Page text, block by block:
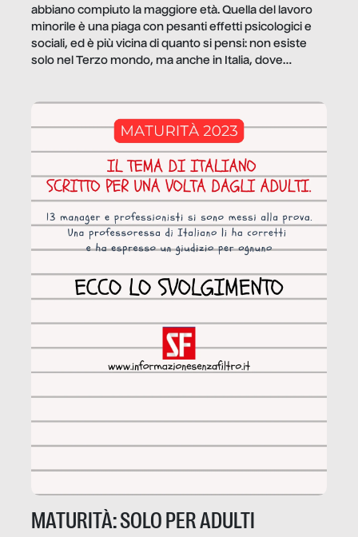
abbiano compiuto la maggiore età. Quella del lavoro
minorile è una piaga con pesanti effetti psicologici e
sociali, ed è più vicina di quanto si pensi: non esiste
solo nel Terzo mondo, ma anche in Italia, dove
MATURITÀ: SOLO PER ADULTI